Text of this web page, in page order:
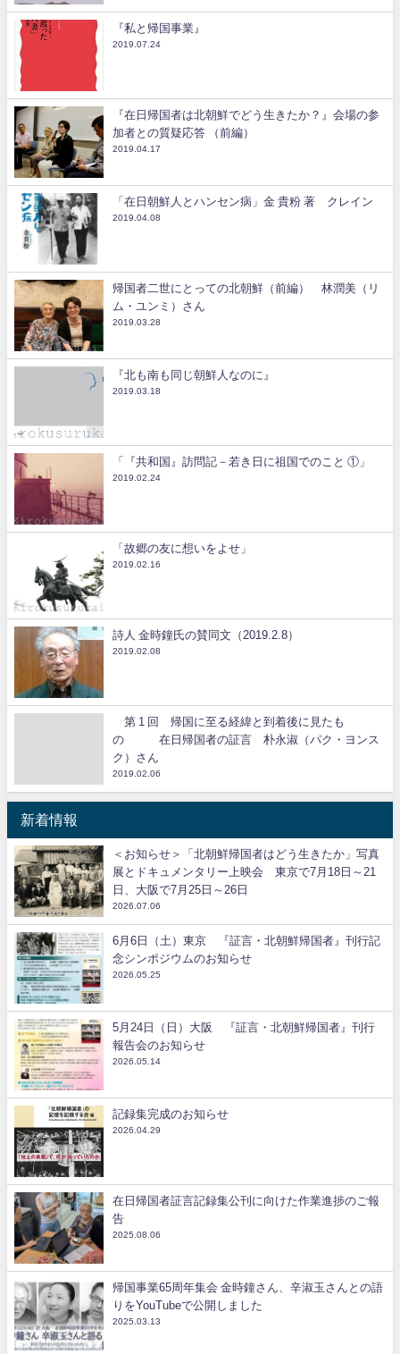
『私と帰国事業』
2019.07.24
『在日帰国者は北朝鮮でどう生きたか？』会場の参
加者との質疑応答 （前編）
2019.04.17
「在日朝鮮人とハンセン病」金 貴粉 著 クレイン
2019.04.08
帰国者二世にとっての北朝鮮（前編） 林潤美（リ
ム・ユンミ）さん
2019.03.28
『北も南も同じ朝鮮人なのに』
2019.03.18
「『共和国』訪問記－若き日に祖国でのこと ①」
2019.02.24
「故郷の友に想いをよせ」
2019.02.16
詩人 金時鐘氏の賛同文（2019.2.8）
2019.02.08
第 1 回 帰国に至る経緯と到着後に見たも
の 在日帰国者の証言 朴永淑（パク・ヨンス
ク）さん
2019.02.06
新着情報
＜お知らせ＞「北朝鮮帰国者はどう生きたか」写真
展とドキュメンタリー上映会 東京で7月18日～21
日、大阪で7月25日～26日
2026.07.06
6月6日（土）東京 『証言・北朝鮮帰国者』刊行記
念シンポジウムのお知らせ
2026.05.25
5月24日（日）大阪 『証言・北朝鮮帰国者』刊行
報告会のお知らせ
2026.05.14
記録集完成のお知らせ
2026.04.29
在日帰国者証言記録集公刊に向けた作業進捗のご報
告
2025.08.06
帰国事業65周年集会 金時鐘さん、辛淑玉さんとの語
りをYouTubeで公開しました
2025.03.13